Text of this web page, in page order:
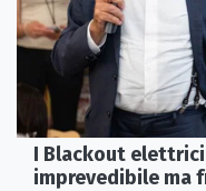
I Blackout
imprevedibile ma